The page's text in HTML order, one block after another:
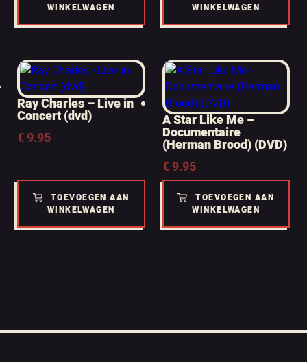
WINKELWAGEN
WINKELWAGEN
Ray Charles – Live in
Concert (dvd)
€9.95
TOEVOEGEN AAN
WINKELWAGEN
A Star Like Me –
Documentaire
(Herman Brood) (DVD)
€9.95
TOEVOEGEN AAN
WINKELWAGEN